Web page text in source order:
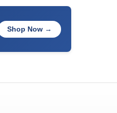
Shop Now →